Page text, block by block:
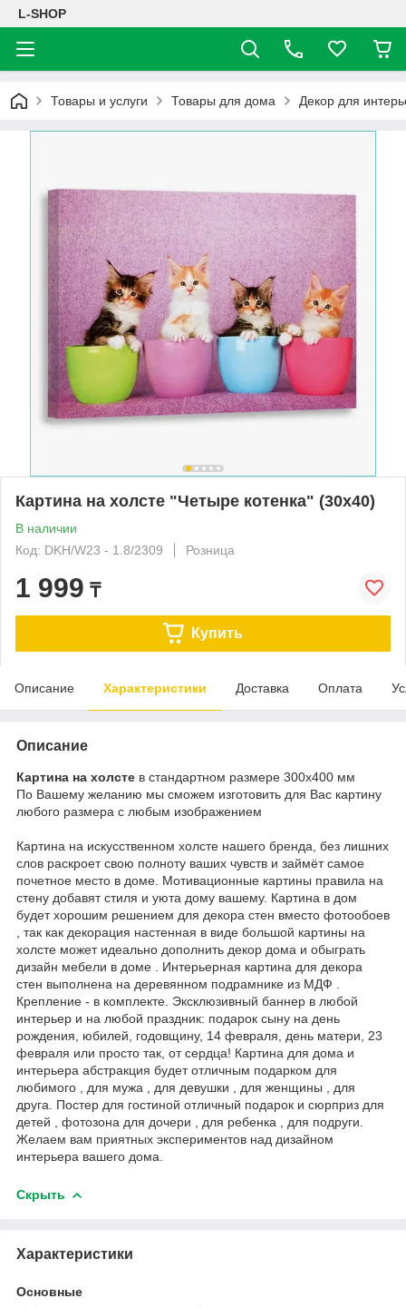
L-SHOP
Товары и услуги Товары для дома Декор для
Картина на холсте "Четыре котенка" (30х40)
В наличии
Код: DKH/W23 - 1.8/2309
Розница
1 999 ₸
Купить
Описание Характеристики Доставка Оплата
Описание
Картина на холсте в стандартном размере 300x400 мм
По Вашему желанию мы сможем изготовить для Вас картину
любого размера с любым изображением
Картина на искусственном холсте нашего бренда, без лишних
слов раскроет свою полноту ваших чувств и займёт самое
почетное место в доме. Мотивационные картины правила на
стену добавят стиля и уюта дому вашему. Картина в дом
будет хорошим решением для декора стен вместо фотообоев
, так как декорация настенная в виде большой картины на
холсте может идеально дополнить декор дома и обыграть
дизайн мебели в доме . Интерьерная картина для декора
стен выполнена на деревянном подрамнике из МДФ .
Крепление - в комплекте. Эксклюзивный баннер в любой
интерьер и на любой праздник: подарок сыну на день
рождения, юбилей, годовщину, 14 февраля, день матери, 23
февраля или просто так, от сердца! Картина для дома и
интерьера абстракция будет отличным подарком для
любимого , для мужа , для девушки , для женщины , для
друга. Постер для гостиной отличный подарок и сюрприз для
детей , фотозона для дочери , для ребенка , для подруги.
Желаем вам приятных экспериментов над дизайном
интерьера вашего дома.
Скрыть
Характеристики
Основные